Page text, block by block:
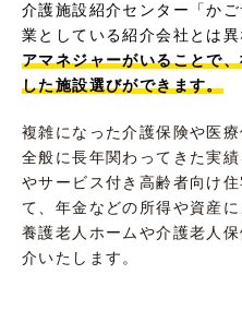
介護施設紹介センター「か
業としている紹介会社とは
アマネジャーがいることで
した施設選びができます。
複雑になった介護保険や医
全般に長年関わってきた実
やサービス付き高齢者向け
て、年金などの所得や資産
養護老人ホームや介護老人
介いたします。